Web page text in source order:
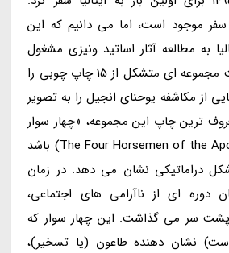
موجود است، اما می دانیم که این
به مطالعه آثار اساتید ونیزی مشغول
شد. او پس از بازگشت مجموعه ای متشکل از 15 چاپ چوبی را
از مکاشفه یوحنای انجیل را به تصویر
ترین چاپ این مجموعه، «چهار سوار
آخرالزمان» (The Four Horsemen of the Apocalypse) باشد
شکل دراماتیکی نشان می دهد. در زمان
دوره ای از ناآرامی های اجتماعی،
سر می گذاشت. این چهار سوار که
نشان دهنده طاعون (یا تسخیر)،